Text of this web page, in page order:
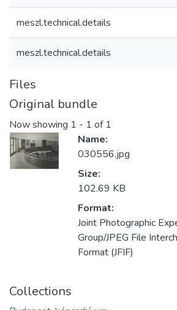
meszl.technical.details
meszl.technical.details
Files
Original bundle
Now showing 1 - 1 of 1
Name:
030556.jpg
Size:
102.69 KB
Format:
Joint Photographic
Group/JPEG File
Format (JFIF)
Collections